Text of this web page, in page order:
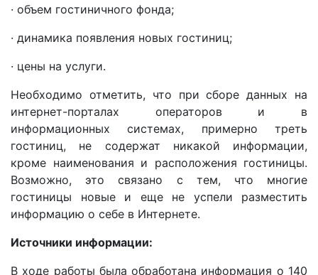
· объем гостиничного фонда;
· динамика появления новых гостиниц;
· цены на услуги.
Необходимо отметить, что при сборе данных на
интернет-порталах операторов и в
информационных системах, примерно треть
гостиниц, не содержат никакой информации,
кроме наименования и расположения гостиницы.
Возможно, это связано с тем, что многие
гостиницы новые и еще не успели разместить
информацию о себе в Интернете.
Источники информации:
В ходе работы была обработана информация о 140